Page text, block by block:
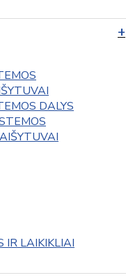
DALYS
IR LAIKIKLIAI